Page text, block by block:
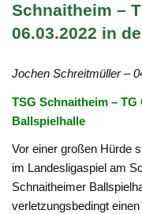
Schnaitheim –
06.03.2022 in
Jochen Schreitmüller –
TSG Schnaitheim –
Ballspielhalle
Vor einer großen Hürde
im Landesligaspiel am
Schnaitheimer
verletzungsbedingt